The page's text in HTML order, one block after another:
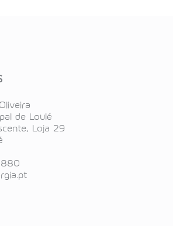
de Loulé
Loja 29
880